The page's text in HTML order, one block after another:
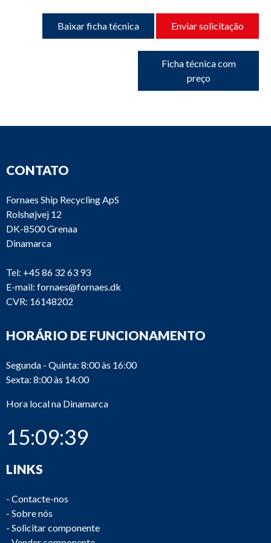
Baixar ficha técnica Enviar solicitação
Ficha técnica com
preço
CONTATO
Fornaes Ship Recycling ApS
Rolshøjvej 12
DK-8500 Grenaa
Dinamarca
Tel: +45 86 32 63 93
E-mail: fornaes@fornaes.dk
CVR: 16148202
HORÁRIO DE FUNCIONAMENTO
Segunda - Quinta: 8:00 às 16:00
Sexta: 8:00 às 14:00
Hora local na Dinamarca
15:09:39
LINKS
- Contacte-nos
- Sobre nós
- Solicitar componente